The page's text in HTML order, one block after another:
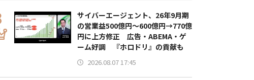
サイバーエージェント、26年9月期
の営業益500億円～600億円→770億
円に上方修正 広告・ABEMA・ゲ
ーム好調 『ホロドリ』の貢献も
2026.08.07 17:45